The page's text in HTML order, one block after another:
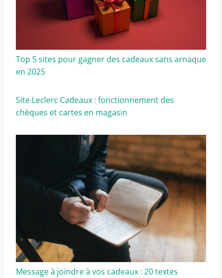
Top 5 sites pour gagner des cadeaux sans arnaque
en 2025
Site Leclerc Cadeaux : fonctionnement des
chèques et cartes en magasin
Message à joindre à vos cadeaux : 20 textes